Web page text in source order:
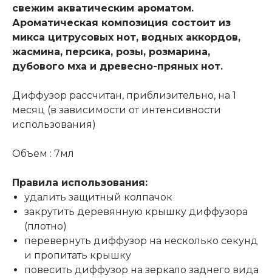
свежим акватическим ароматом.
Ароматическая композиция состоит из
микса цитрусовых нот, водных аккордов,
жасмина, персика, розы, розмарина,
дубового мха и древесно-пряных нот.
Диффузор рассчитан, приблизительно, на 1
месяц (в зависимости от интенсивности
использования)
Объем : 7мл
Правила использования:
удалить защитный колпачок
закрутить деревянную крышку диффузора
(плотно)
перевернуть диффузор на несколько секунд
и пропитать крышку
повесить диффузор на зеркало заднего вида